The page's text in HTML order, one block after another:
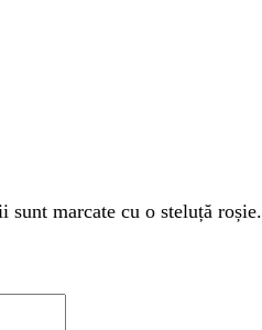
marcate cu o steluță roșie.